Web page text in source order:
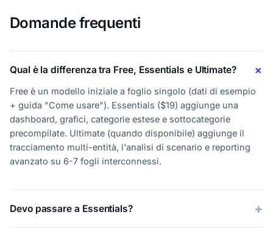
Domande frequenti
Qual è la differenza tra Free, Essentials e Ultimate?
Free è un modello iniziale a foglio singolo (dati di esempio
+ guida "Come usare"). Essentials ($19) aggiunge una
dashboard, grafici, categorie estese e sottocategorie
precompilate. Ultimate (quando disponibile) aggiunge il
tracciamento multi-entità, l'analisi di scenario e reporting
avanzato su 6-7 fogli interconnessi.
Devo passare a Essentials?